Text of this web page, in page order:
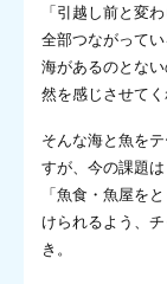
「引越し前と変
全部つながって
海があるのとな
然を感じさせてく
そんな海と魚を
すが、今の課題は
「魚食・魚屋を
けられるよう、
き。